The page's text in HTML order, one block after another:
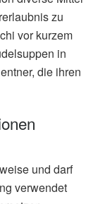
zu
vor kurzem
in
die ihren
und darf
verwendet